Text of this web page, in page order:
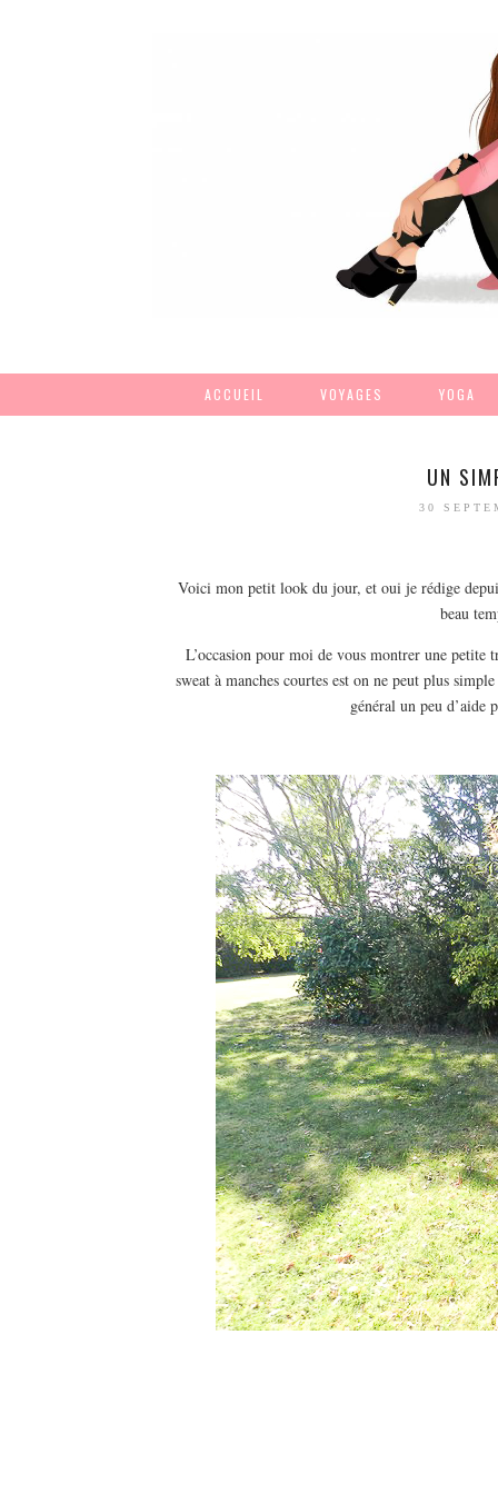
ACCUEIL VOYAGES YOGA
UN
30
Voici mon petit look du jour, et oui je rédige
beau
L’occasion pour moi de vous montrer une petite
sweat à manches courtes est on ne peut plus
général un peu d’aide